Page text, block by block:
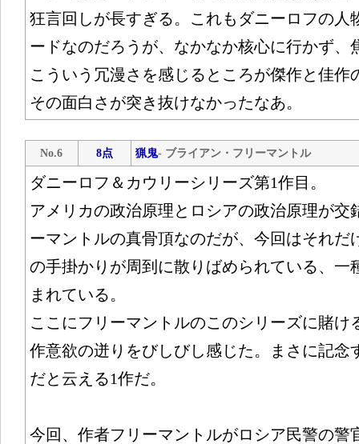
狂言回しが長すぎる。これもダニーロフの人
ードなのだろうが、なかなか核心に行かず、
こういう冗漫さを感じるところが傑作と佳作
その面白さが突き抜けなかったなあ。
No.6 8点 猟鬼- ブライアン・フリーマントル
ダニーロフ＆カウリーシリーズ第1作目。
アメリカの政治原理とロシアの政治原理が交
ーマントルの真骨頂なのだが、今回はそれだ
の手掛かりが周到に散りばめられている、一
まれている。
ここにフリーマントルのこのシリーズに賭け
作意欲の迸りをびしびし感じた。まさに記念
だと云える1作だ。
今回、作者フリーマントルがロシア民警の警